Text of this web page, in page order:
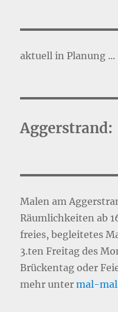
aktuell in Planung ...
Aggerstrand:
Malen am
Räumlichkeiten ab
freies, begleitetes
3.ten Freitag des
Brückentag oder
mehr untermal-